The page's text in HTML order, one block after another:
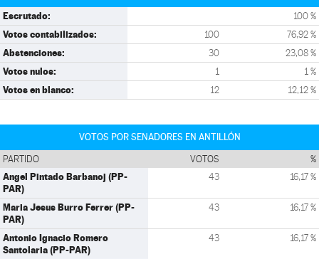
Escrutado: 100 %
Votos contabilizados: 100 76,92 %
Abstenciones: 30 23,08 %
Votos nulos: 1 1 %
Votos en blanco: 12 12,12 %
VOTOS POR SENADORES EN ANTILLÓN
PARTIDO VOTOS %
Angel Pintado Barbanoj (PP-
PAR)
43 16,17 %
Maria Jesus Burro Ferrer (PP-
PAR)
43 16,17 %
Antonio Ignacio Romero
Santolaria (PP-PAR)
43 16,17 %